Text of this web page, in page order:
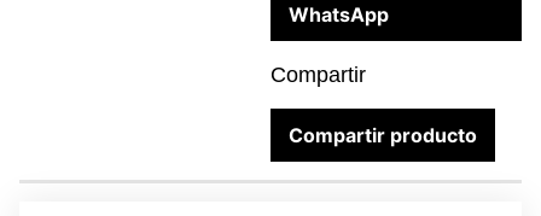
WhatsApp
Compartir
Compartir producto